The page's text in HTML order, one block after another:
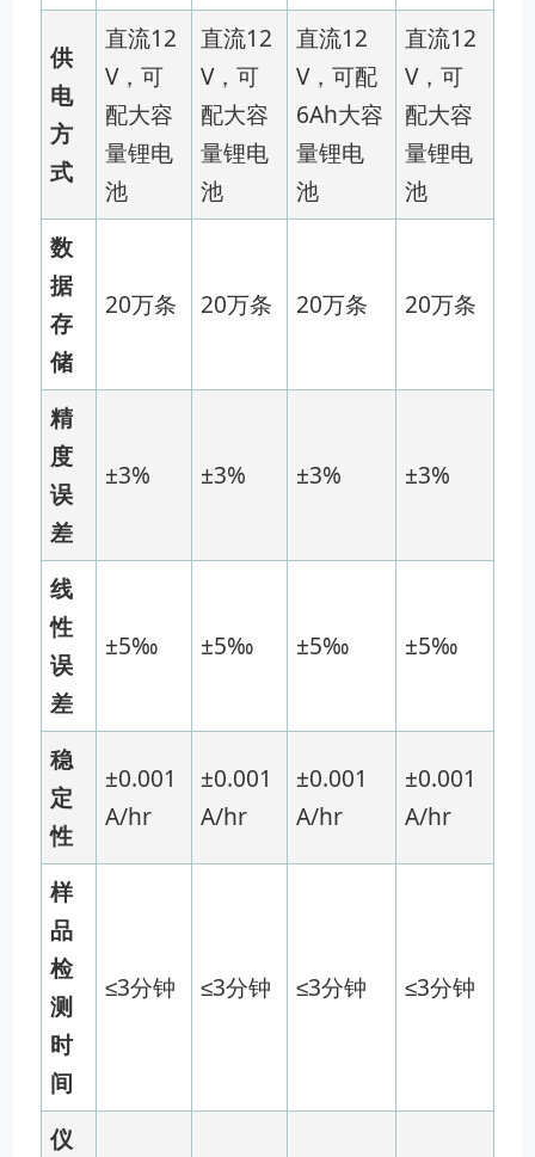
供
电
方
式
直流12
V，可
配大容
量锂电
池
直流12
V，可
配大容
量锂电
池
直流12
V，可配
6Ah大容
量锂电
池
直流12
V，可
配大容
量锂电
池
数
据
存
储
20万条 20万条 20万条 20万条
精
度
误
差
±3% ±3% ±3% ±3%
线
性
误
差
±5‰ ±5‰ ±5‰ ±5‰
稳
定
性
±0.001
A/hr
±0.001
A/hr
±0.001
A/hr
±0.001
A/hr
样
品
检
测
时
间
≤3分钟 ≤3分钟 ≤3分钟 ≤3分钟
仪